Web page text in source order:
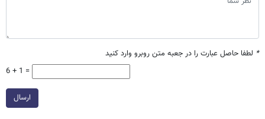
* لطفا حاصل عبارت را در جعبه متن روبرو وارد کنید
6 + 1 =
ارسال